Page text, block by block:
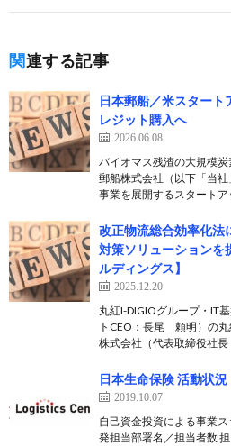
関連する記事
日本郵船／米スター
レジット購入へ
2026.06.08
バイオマス残渣の大規模
郵船株式会社（以下「当
事業を展開するスタート
改正物流総合効率化法
対策ソリューション
ルディングス】
2025.12.20
丸紅I-DIGIOグループ・IT
トCEO：長尾 頼明）の
株式会社（代表取締役社
日本生命保険 活動状況
2019.10.07
自己資金投資による事業
発担当部署名／担当者数